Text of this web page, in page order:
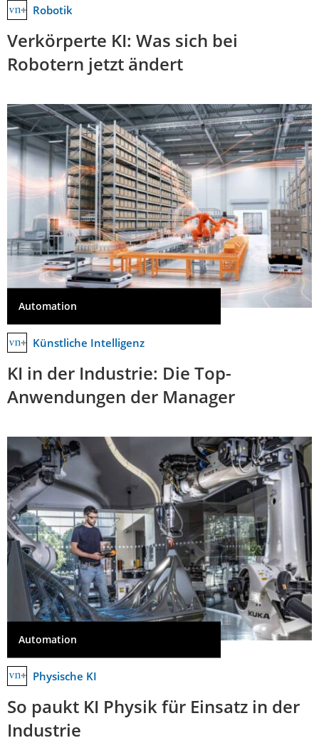
Robotik
Verkörperte KI: Was sich bei
Robotern jetzt ändert
Automation
Künstliche Intelligenz
KI in der Industrie: Die Top-
Anwendungen der Manager
Automation
Physische KI
So paukt KI Physik für Einsatz in der
Industrie